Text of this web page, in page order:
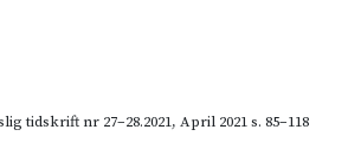
tidskrift nr 27–28.2021,April 2021s. 85–118